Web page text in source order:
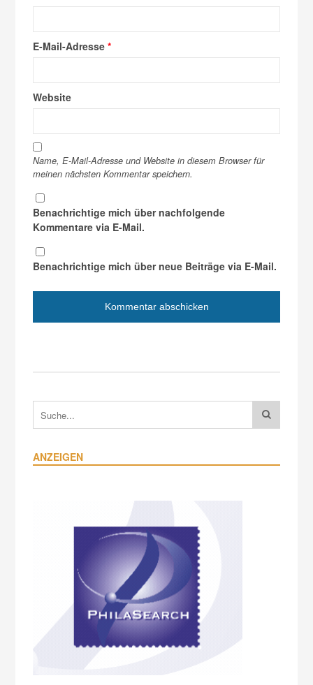
E-Mail-Adresse*
Website
Name, E-Mail-Adresse und Website in diesem Browser für
meinen nächsten Kommentar speichern.
Benachrichtige mich über nachfolgende
Kommentare via E-Mail.
Benachrichtige mich über neue Beiträge via E-Mail.
ANZEIGEN